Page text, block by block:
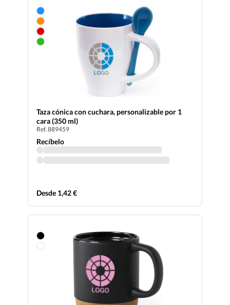
Taza cónica con cuchara, personalizable por 1
cara (350 ml)
Ref. 889459
Recíbelo
Desde 1,42 €